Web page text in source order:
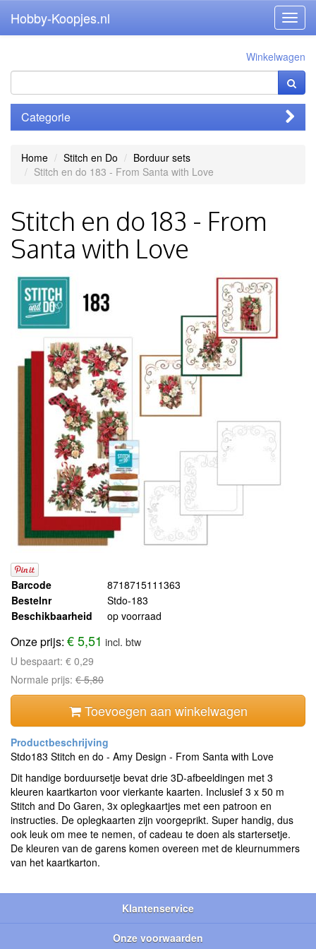
Hobby-Koopjes.nl
Winkelwagen
Categorie
Home Stitch en Do
Borduur sets
Stitch en do 183 - From Santa with Love
Stitch en do 183 - From
Santa with Love
Barcode
8718715111363
Bestelnr
Stdo-183
Beschikbaarheid
op voorraad
Onze prijs: € 5,51 incl. btw
U bespaart: € 0,29
Normale prijs: € 5,80
Toevoegen aan winkelwagen
Stdo183 Stitch en do - Amy Design - From Santa with Love
Dit handige borduursetje bevat drie 3D-afbeeldingen met 3
kleuren kaartkarton voor vierkante kaarten. Inclusief 3 x 50 m
Stitch and Do Garen, 3x oplegkaartjes met een patroon en
instructies. De oplegkaarten zijn voorgeprikt. Super handig, dus
ook leuk om mee te nemen, of cadeau te doen als startersetje.
De kleuren van de garens komen overeen met de kleurnummers
van het kaartkarton.
Klantenservice
Onze voorwaarden